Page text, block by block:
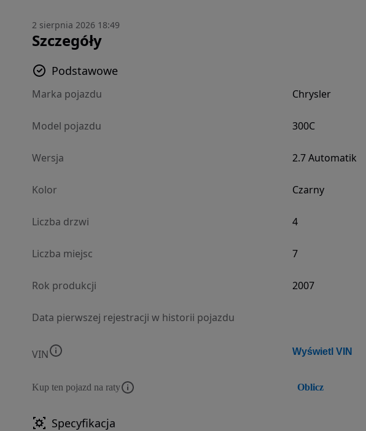
2 sierpnia 2026 18:49
Szczegóły
Podstawowe
Marka pojazdu Chrysler
Model pojazdu 300C
Wersja 2.7 Automatik
Kolor Czarny
Liczba drzwi 4
Liczba miejsc 7
Rok produkcji 2007
Data pierwszej rejestracji w historii pojazdu
VIN Wyświetl VIN
Kup ten pojazd na raty Oblicz
Specyfikacja